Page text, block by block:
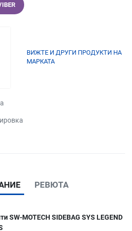
ВИЖТЕ И ДРУГИ ПРОДУКТИ НА
МАРКАТА
РЕВЮТА
SW-MOTECH SIDEBAG SYS LEGEND